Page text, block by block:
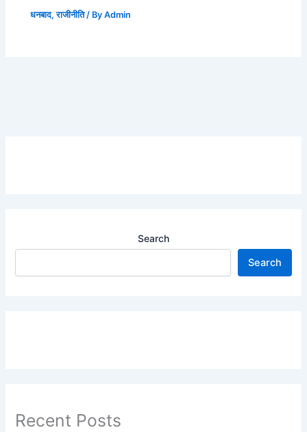
धनबाद,राजीनीति/ ByAdmin
Search
Search
Recent Posts